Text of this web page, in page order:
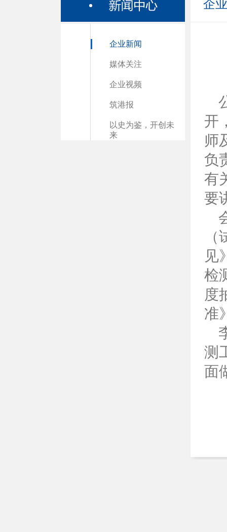
企业新闻
媒体关注
企业视频
筑港报
以史为鉴，开创未
来
企
开
师
负
有
要
见
检
度
准
测
面